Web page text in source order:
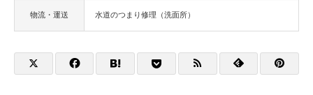
物流・運送 水道のつまり修理（洗面所）
店舗・建築
物流・運送